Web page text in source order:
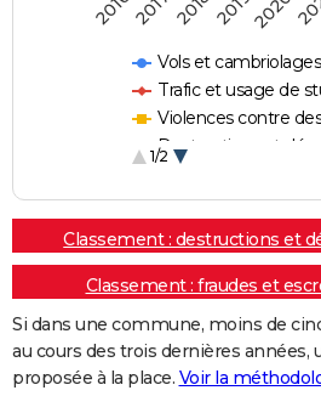
Vols et cambriolages
Trafic et usage de
Violences contre
Destructions et
1/2
2020
Classement : destructions et
Classement : fraudes et
Si dans une commune, moins de
au cours des trois dernières
proposée à la place. Voir la